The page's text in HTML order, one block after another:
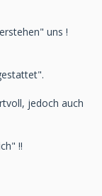
uns !
jedoch auch
!!